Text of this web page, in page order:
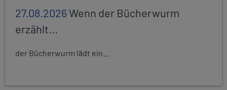
27.08.2026Wenn der Bücherwurm
erzählt...
der Bücherwurm lädt ein...